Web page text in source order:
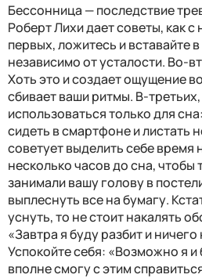
Бессонница — последствие
Роберт Лихи дает советы, как с
первых, ложитесь и вставайте
независимо от усталости. Во-
Хоть это и создает ощущение
сбивает ваши ритмы. В-
использоваться только для
сидеть в смартфоне и листать
советует выделить себе время
несколько часов до сна,
занимали вашу голову в
выплеснуть все на бумагу.
уснуть, то не стоит накалять
«Завтра я буду разбит и
Успокойте себя: «Возможно я
вполне смогу с этим